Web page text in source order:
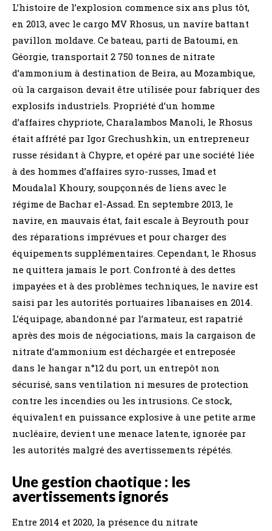
L’histoire de l’explosion commence six ans plus tôt,
en 2013, avec le cargo MV Rhosus, un navire battant
pavillon moldave. Ce bateau, parti de Batoumi, en
Géorgie, transportait 2 750 tonnes de nitrate
d’ammonium à destination de Beira, au Mozambique,
où la cargaison devait être utilisée pour fabriquer des
explosifs industriels. Propriété d’un homme
d’affaires chypriote, Charalambos Manoli, le Rhosus
était affrété par Igor Grechushkin, un entrepreneur
russe résidant à Chypre, et opéré par une société liée
à des hommes d’affaires syro-russes, Imad et
Moudalal Khoury, soupçonnés de liens avec le
régime de Bachar el-Assad. En septembre 2013, le
navire, en mauvais état, fait escale à Beyrouth pour
des réparations imprévues et pour charger des
équipements supplémentaires. Cependant, le Rhosus
ne quittera jamais le port. Confronté à des dettes
impayées et à des problèmes techniques, le navire est
saisi par les autorités portuaires libanaises en 2014.
L’équipage, abandonné par l’armateur, est rapatrié
après des mois de négociations, mais la cargaison de
nitrate d’ammonium est déchargée et entreposée
dans le hangar n°12 du port, un entrepôt non
sécurisé, sans ventilation ni mesures de protection
contre les incendies ou les intrusions. Ce stock,
équivalent en puissance explosive à une petite arme
nucléaire, devient une menace latente, ignorée par
les autorités malgré des avertissements répétés.
Une gestion chaotique : les
avertissements ignorés
Entre 2014 et 2020, la présence du nitrate